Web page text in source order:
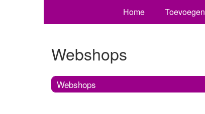
Home Toevoegen
Webshops
Webshops